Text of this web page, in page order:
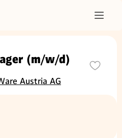
(m/w/d)
Austria AG